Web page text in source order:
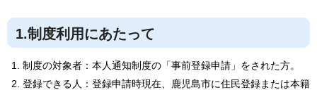
1.制度利用にあたって
制度の対象者：本人通知制度の「事前登録申請」をされた方。
登録できる人：登録申請時現在、鹿児島市に住民登録または本籍